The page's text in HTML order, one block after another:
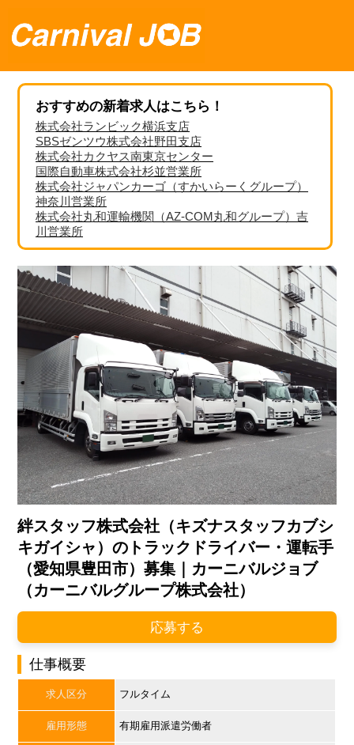
おすすめの新着求人はこちら！
株式会社ランビック横浜支店
SBSゼンツウ株式会社野田支店
株式会社カクヤス南東京センター
国際自動車株式会社杉並営業所
株式会社ジャパンカーゴ（すかいらーくグループ）
神奈川営業所
株式会社丸和運輸機関（AZ-COM丸和グループ）吉
川営業所
絆スタッフ株式会社（キズナスタッフカブシ
キガイシャ）のトラックドライバー・運転手
（愛知県豊田市）募集｜カーニバルジョブ
（カーニバルグループ株式会社）
応募する
仕事概要
求人区分 フルタイム
雇用形態 有期雇用派遣労働者